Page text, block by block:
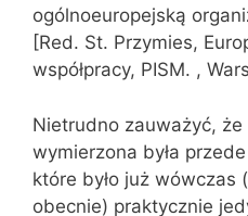
ogólnoeuropejską
[Red. St. Przymies,
współpracy, PISM. ,
Nietrudno zauważyć,
wymierzona była
które było już wówczas
obecnie) praktycznie